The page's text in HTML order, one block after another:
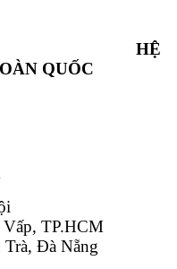
HỆ
QUỐC
Minh
Đình, Hà Nội
Vấp, TP.HCM
Đà Nẵng